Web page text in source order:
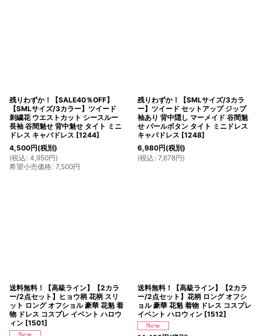
残りわずか！【SALE40％OFF】
【SMLサイズ/3カラー】ツイード
刺繍花 ウエストカット シースルー
長袖 谷間魅せ 背中魅せ タイト ミニ
ドレス キャバドレス [1244]
4,500円(税別)
(税込 : 4,950円)
希望小売価格: 7,500円
残りわずか！【SMLサイズ/3カラ
ー】ツイード セットアップ ジップ
袖あり 背中隠し マーメイド 谷間魅
せ パールボタン タイト ミニドレス
キャバドレス [1248]
6,980円(税別)
(税込 : 7,678円)
送料無料！【高級ライン】【2カラ
ー/2点セット】ヒョウ柄 花柄 スリ
ット ロング オフショル 豪華 花魁 着
物 ドレス コスプレ イベント ハロウ
ィン [1501]
送料無料！【高級ライン】【2カラ
ー/2点セット】花柄 ロング オフシ
ョル 豪華 花魁 着物 ドレス コスプレ
イベント ハロウィン [1512]